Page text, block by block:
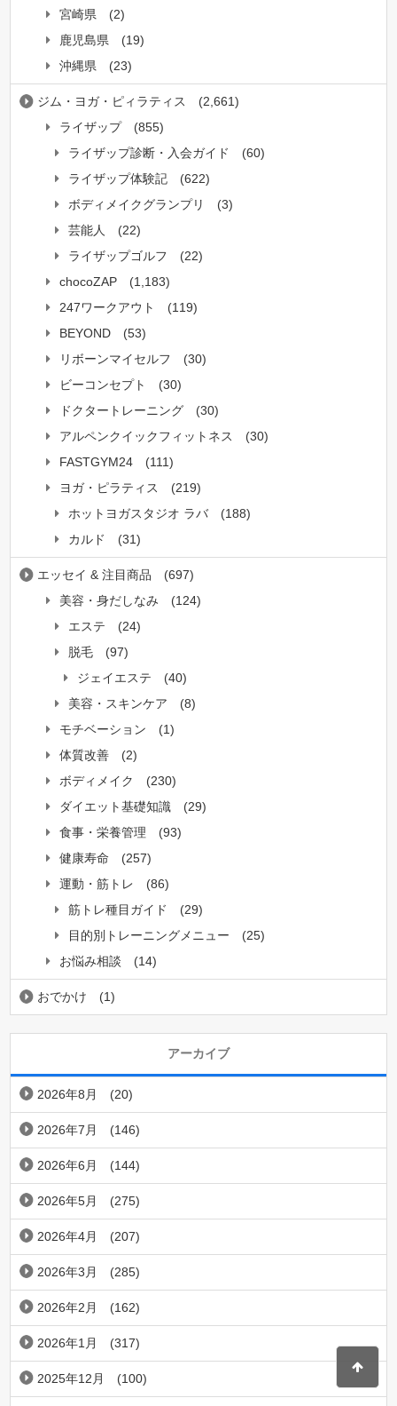
宮崎県
(2)
鹿児島県
(19)
沖縄県
(23)
ジム・ヨガ・ピィラティス
(2,661)
ライザップ
(855)
ライザップ診断・入会ガイド
(60)
ライザップ体験記
(622)
ボディメイクグランプリ
(3)
芸能人
(22)
ライザップゴルフ
(22)
chocoZAP
(1,183)
247ワークアウト
(119)
BEYOND
(53)
リボーンマイセルフ
(30)
ビーコンセプト
(30)
ドクタートレーニング
(30)
アルペンクイックフィットネス
(30)
FASTGYM24
(111)
ヨガ・ピラティス
(219)
ホットヨガスタジオ ラバ
(188)
カルド
(31)
エッセイ & 注目商品
(697)
美容・身だしなみ
(124)
エステ
(24)
脱毛
(97)
ジェイエステ
(40)
美容・スキンケア
(8)
モチベーション
(1)
体質改善
(2)
ボディメイク
(230)
ダイエット基礎知識
(29)
食事・栄養管理
(93)
健康寿命
(257)
運動・筋トレ
(86)
筋トレ種目ガイド
(29)
目的別トレーニングメニュー
(25)
お悩み相談
(14)
おでかけ (1)
アーカイブ
2026年8月 (20)
2026年7月 (146)
2026年6月 (144)
2026年5月 (275)
2026年4月 (207)
2026年3月 (285)
2026年2月 (162)
2026年1月 (317)
2025年12月 (100)